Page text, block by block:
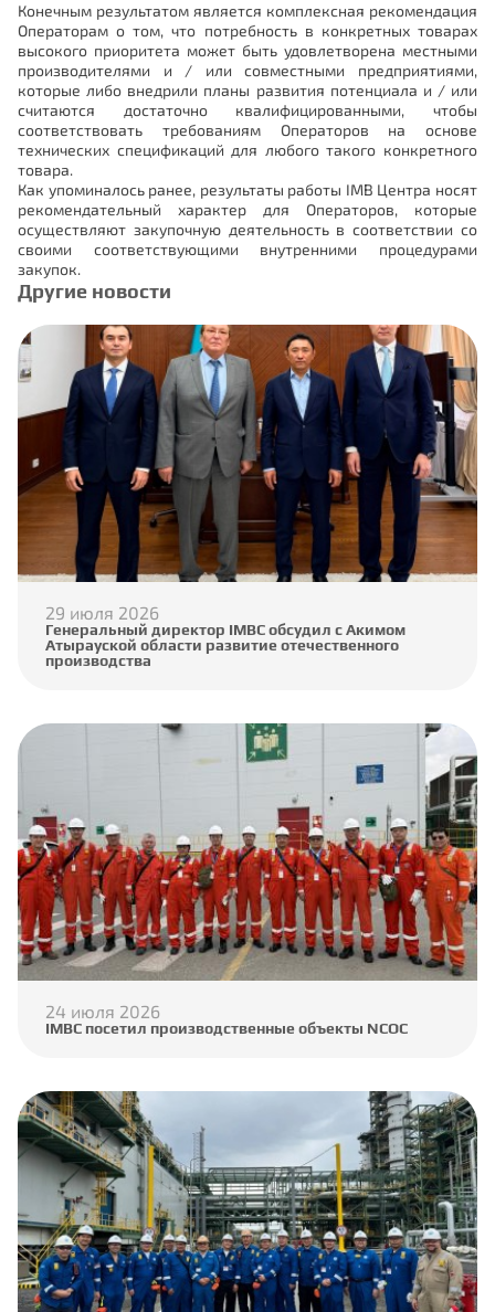
Конечным результатом является комплексная рекомендация
Операторам о том, что потребность в конкретных товарах
высокого приоритета может быть удовлетворена местными
производителями и / или совместными предприятиями,
которые либо внедрили планы развития потенциала и / или
считаются достаточно квалифицированными, чтобы
соответствовать требованиям Операторов на основе
технических спецификаций для любого такого конкретного
товара.
Как упоминалось ранее, результаты работы IMB Центра носят
рекомендательный характер для Операторов, которые
осуществляют закупочную деятельность в соответствии со
своими соответствующими внутренними процедурами
закупок.
Другие новости
29 июля 2026
Генеральный директор IMBC обсудил с Акимом
Атырауской области развитие отечественного
производства
24 июля 2026
IMBC посетил производственные объекты NCOC